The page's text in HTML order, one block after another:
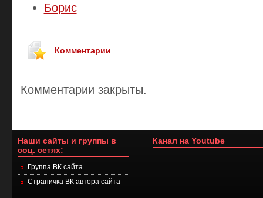
Борис
Комментарии
Комментарии закрыты.
Наши сайты и группы в
соц. сетях:
Группа ВК сайта
Страничка ВК автора сайта
Канал на Youtube